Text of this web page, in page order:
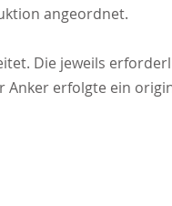
angeordnet.
Die jeweils
Anker erfolgte ein